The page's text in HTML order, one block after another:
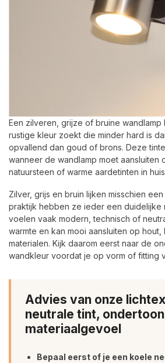
Een zilveren, grijze of bruine
rustige kleur zoekt die minder hard is
opvallend dan goud of brons. Deze
wanneer de wandlamp moet aansluiten
natuursteen of warme aardetinten in
Zilver, grijs en bruin lijken misschien
praktijk hebben ze ieder een duidelijke
voelen vaak modern, technisch of
warmte en kan mooi aansluiten op
materialen. Kijk daarom eerst naar de
wandkleur voordat je op vorm of fitting
Advies van onze
neutrale tint,
materiaalgevoel
Bepaal eerst of je een koele